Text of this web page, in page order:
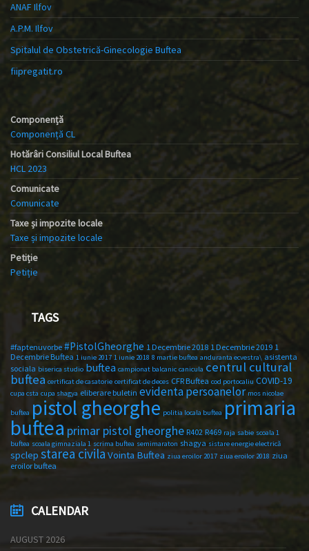
ANAF Ilfov
A.P.M. Ilfov
Spitalul de Obstetrică-Ginecologie Buftea
fiipregatit.ro
Componență
Componență CL
Hotărâri Consiliul Local Buftea
HCL 2023
Comunicate
Comunicate
Taxe și impozite locale
Taxe și impozite locale
Petiție
Petiție
TAGS
#faptenuvorbe #PistolGheorghe 1 Decembrie 2018 1 Decembrie 2019 1
Decembrie Buftea 1 iunie 2017 1 iunie 2018 8 martie buftea anduranta ecvestra\ asistenta
sociala biserica studio buftea campionat balcanic canicula centrul cultural
buftea certificat de casatorie certificat de deces CFR Buftea cod portocaliu COVID-19
cupa csta cupa shagya eliberare buletin evidenta persoanelor mos nicolae
buftea pistol gheorghe politia locala buftea primaria
buftea primar pistol gheorghe R402 R469 raja sabie scoala 1
buftea scoala gimnaziala 1 scrima buftea semimaraton shagya sistare energie electrică
spclep starea civila Vointa Buftea ziua eroilor 2017 ziua eroilor 2018 ziua
eroilor buftea
CALENDAR
AUGUST 2026